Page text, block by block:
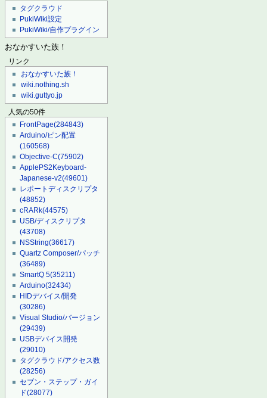
タグクラウド
PukiWiki設定
PukiWiki/自作プラグイン
おなかすいた族！
リンク
おなかすいた族！
wiki.nothing.sh
wiki.guttyo.jp
人気の50件
FrontPage(284843)
Arduino/ピン配置
(160568)
Objective-C(75902)
ApplePS2Keyboard-
Japanese-v2(49601)
レポートディスクリプタ
(48852)
cRARk(44575)
USB/ディスクリプタ
(43708)
NSString(36617)
Quartz Composer/パッチ
(36489)
SmartQ 5(35211)
Arduino(32434)
HIDデバイス/開発
(30286)
Visual Studio/バージョン
(29439)
USBデバイス開発
(29010)
タグクラウド/アクセス数
(28256)
セブン・ステップ・ガイ
ド(28077)